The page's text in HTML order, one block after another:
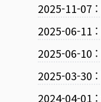
2025-11-07 :
2025-06-11 :
2025-06-10 :
2025-03-30 :
2024-04-01 :